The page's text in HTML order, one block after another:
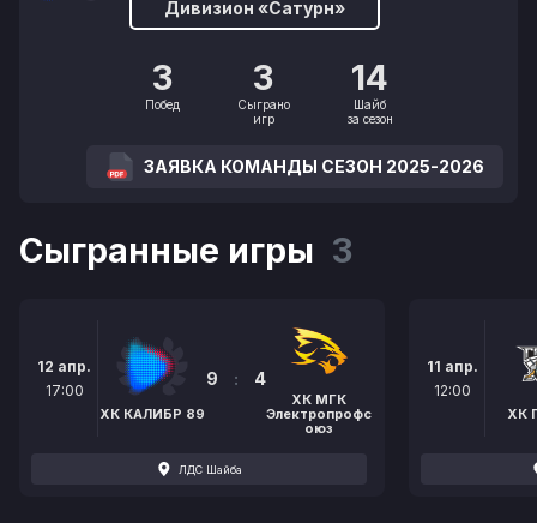
Дивизион «Сатурн»
3
Побед
3
Сыграно
игр
14
Шайб
за сезон
ЗАЯВКА КОМАНДЫ СЕЗОН 2025-2026
Сыгранные игры 3
12 апр.
17:00
ХК КАЛИБР 89
9 : 4
ХК МГК
Электропрофс
оюз
ЛДС Шайба
11 апр.
12:00
ХК